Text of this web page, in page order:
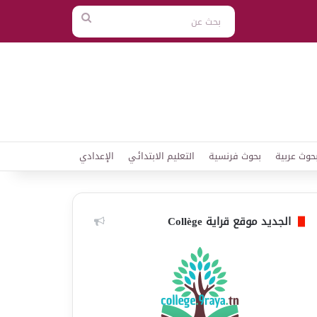
بحث
عن
عربية بحوث فرنسية التعليم الابتدائي الإعدادي
الجديد موقع قراية Collège